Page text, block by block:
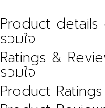
Product details
รวมใจ
Ratings &
รวมใจ
Product Ratings